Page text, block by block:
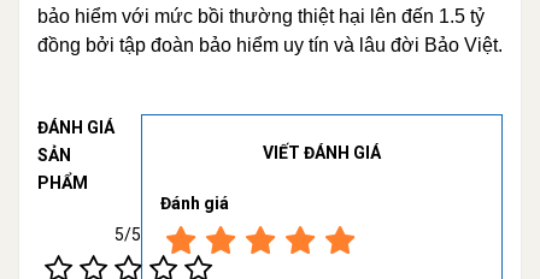
bảo hiểm với mức bồi thường thiệt hại lên đến 1.5 tỷ
đồng bởi tập đoàn bảo hiểm uy tín và lâu đời Bảo Việt.
ĐÁNH GIÁ
SẢN
PHẨM
5/5
VIẾT ĐÁNH GIÁ
Đánh giá